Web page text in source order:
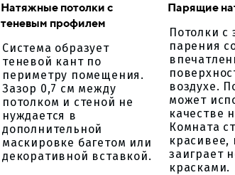
Натяжные потолки с
теневым профилем
Система образует
теневой кант по
периметру помещения.
Зазор 0,7 см между
потолком и стеной не
нуждается в
дополнительной
маскировке багетом или
декоративной вставкой.
Парящие
Потолки с
парения
воздухе.
может
качестве
Комната
красивее,
заиграет
красками.